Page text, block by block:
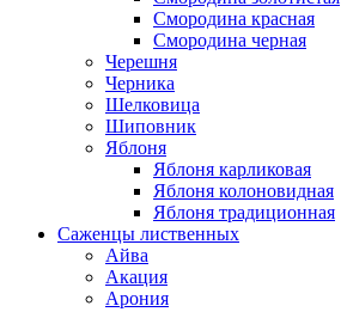
Смородина красная
Смородина черная
Черешня
Черника
Шелковица
Шиповник
Яблоня
Яблоня карликовая
Яблоня колоновидная
Яблоня традиционная
Саженцы лиственных
Айва
Акация
Арония